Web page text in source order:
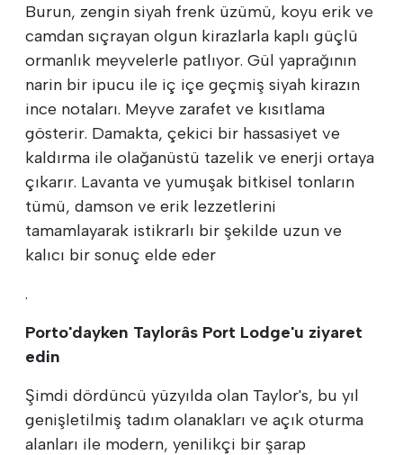
Burun, zengin siyah frenk üzümü, koyu erik ve
camdan sıçrayan olgun kirazlarla kaplı güçlü
ormanlık meyvelerle patlıyor. Gül yaprağının
narin bir ipucu ile iç içe geçmiş siyah kirazın
ince notaları. Meyve zarafet ve kısıtlama
gösterir. Damakta, çekici bir hassasiyet ve
kaldırma ile olağanüstü tazelik ve enerji ortaya
çıkarır. Lavanta ve yumuşak bitkisel tonların
tümü, damson ve erik lezzetlerini
tamamlayarak istikrarlı bir şekilde uzun ve
kalıcı bir sonuç elde eder
.
Porto'dayken Taylorâs Port Lodge'u ziyaret
edin
Şimdi dördüncü yüzyılda olan Taylor's, bu yıl
genişletilmiş tadım olanakları ve açık oturma
alanları ile modern, yenilikçi bir şarap